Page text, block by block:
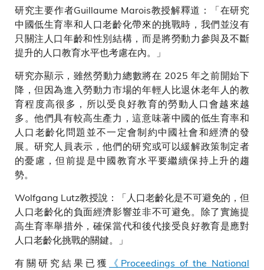
研究主要作者Guillaume Marois教授解釋道：「在研究
中國低生育率和人口老齡化帶來的挑戰時，我們並沒有
只關注人口年齡和性別結構，而是將勞動力參與及不斷
提升的人口教育水平也考慮在內。」
研究亦顯示，雖然勞動力總數將在 2025 年之前開始下
降，但因為進入勞動力市場的年輕人比退休老年人的教
育程度高很多，所以受良好教育的勞動人口會越來越
多。他們具有較高生產力，這意味著中國的低生育率和
人口老齡化問題並不一定會制約中國社會和經濟的發
展。研究人員表示，他們的研究或可以緩解政策制定者
的憂慮，但前提是中國教育水平要繼續保持上升的趨
勢。
Wolfgang Lutz教授說：「人口老齡化是不可避免的，但
人口老齡化的負面經濟影響並非不可避免。除了實施提
高生育率舉措外，確保當代和後代接受良好教育是應對
人口老齡化挑戰的關鍵。」
有關研究結果已獲
《Proceedings of the National